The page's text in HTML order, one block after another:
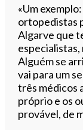
«Um
ortopedistas
Algarve que
especialistas,
Alguém se
vai para um
três médicos
próprio e os
provável, de